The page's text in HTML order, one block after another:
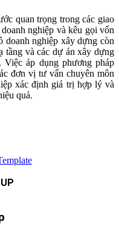
quan trọng trong các giao
nghiệp và kêu gọi vốn
nghiệp xây dựng còn
tầng và các dự án xây dựng
áp dụng phương pháp
đơn vị tư vấn chuyên môn
xác định giá trị hợp lý và
quả.